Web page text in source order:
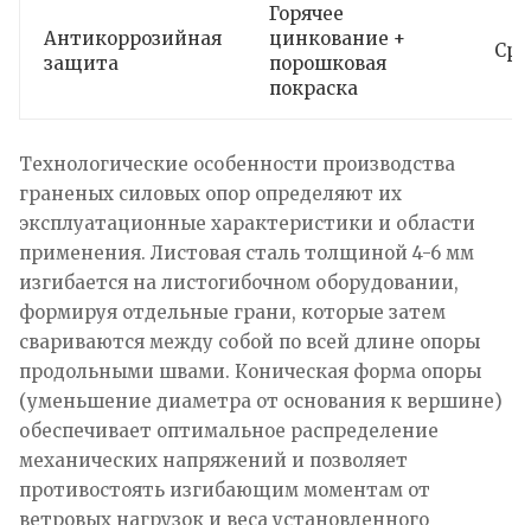
Антикоррозийная
защита
Горячее
цинкование +
порошковая
покраска
Технологические особенности производства
граненых силовых опор определяют их
эксплуатационные характеристики и области
применения. Листовая сталь толщиной 4-6 мм
изгибается на листогибочном оборудовании,
формируя отдельные грани, которые затем
свариваются между собой по всей длине опоры
продольными швами. Коническая форма опоры
(уменьшение диаметра от основания к вершине)
обеспечивает оптимальное распределение
механических напряжений и позволяет
противостоять изгибающим моментам от
ветровых нагрузок и веса установленного